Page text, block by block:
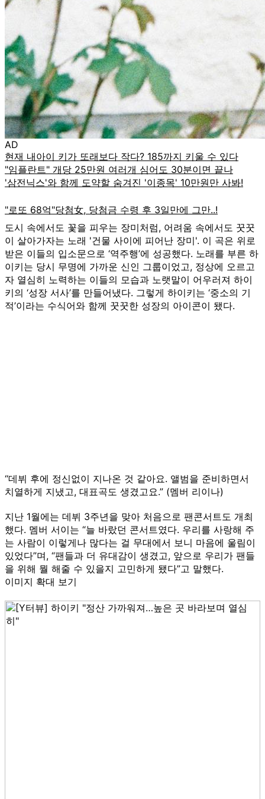
AD
도시 속에서도 꽃을 피우는 장미처럼, 어려움 속에서도 꿋꿋
이 살아가자는 노래 '건물 사이에 피어난 장미'. 이 곡은 위로
받은 이들의 입소문으로 ‘역주행’에 성공했다. 노래를 부른 하
이키는 당시 무명에 가까운 신인 그룹이었고, 정상에 오르고
자 열심히 노력하는 이들의 모습과 노랫말이 어우러져 하이
키의 ‘성장 서사’를 만들어냈다. 그렇게 하이키는 ‘중소의 기
적’이라는 수식어와 함께 꿋꿋한 성장의 아이콘이 됐다.
“데뷔 후에 정신없이 지나온 것 같아요. 앨범을 준비하면서
치열하게 지냈고, 대표곡도 생겼고요.” (멤버 리이나)
지난 1월에는 데뷔 3주년을 맞아 처음으로 팬콘서트도 개최
했다. 멤버 서이는 “늘 바랐던 콘서트였다. 우리를 사랑해 주
는 사람이 이렇게나 많다는 걸 무대에서 보니 마음에 울림이
있었다”며, “팬들과 더 유대감이 생겼고, 앞으로 우리가 팬들
을 위해 뭘 해줄 수 있을지 고민하게 됐다”고 말했다.
이미지 확대 보기